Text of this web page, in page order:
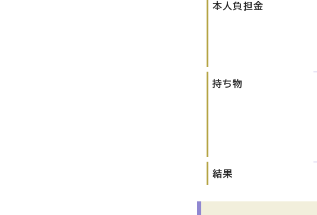
本人負担金
持ち物
結果